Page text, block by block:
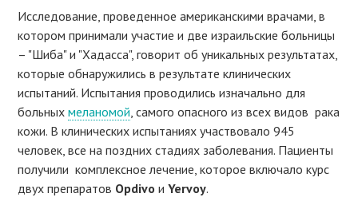
Исследование, проведенное американскими врачами, в
котором принимали участие и две израильские больницы
– "Шиба" и "Хадасса", говорит об уникальных результатах,
которые обнаружились в результате клинических
испытаний. Испытания проводились изначально для
больныхмеланомой , самого опасного из всех видов рака
кожи. В клинических испытаниях участвовало 945
человек, все на поздних стадиях заболевания. Пациенты
получили комплексное лечение, которое включало курс
двух препаратов Opdivo иYervoy.